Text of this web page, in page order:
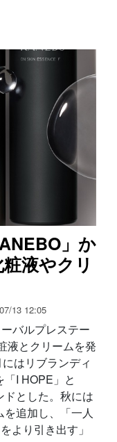
」か
液やクリ
13 12:05
バルプレステー
液とクリームを発
はリブランディ
I HOPE」と
ドとした。秋には
追加し、「一人
より引き出す」